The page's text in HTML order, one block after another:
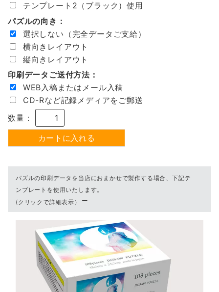
テンプレート2（ブラック）使用
パズルの向き：
選択しない（完全データご支給）
横向きレイアウト
縦向きレイアウト
印刷データご送付方法：
WEB入稿またはメール入稿
CD-Rなど記録メディアをご郵送
数量：
パズルの印刷データを当店におまかせで製作する場合、下記テ
ンプレートを使用いたします。
(クリックで詳細表示）